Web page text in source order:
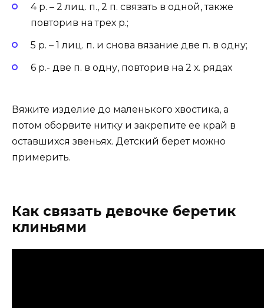
4 р. – 2 лиц. п., 2 п. связать в одной, также
повторив на трех р.;
5 р. – 1 лиц. п. и снова вязание две п. в одну;
6 р.- две п. в одну, повторив на 2 х. рядах
Вяжите изделие до маленького хвостика, а
потом оборвите нитку и закрепите ее край в
оставшихся звеньях. Детский берет можно
примерить.
Как связать девочке беретик
клиньями